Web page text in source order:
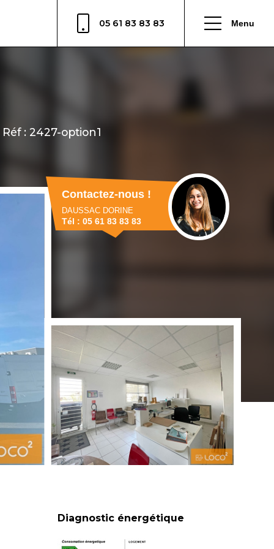
05 61 83 83 83 Menu
Contactez-nous !
DAUSSAC DORINE
Tél : 05 61 83 83 83
Diagnostic énergétique